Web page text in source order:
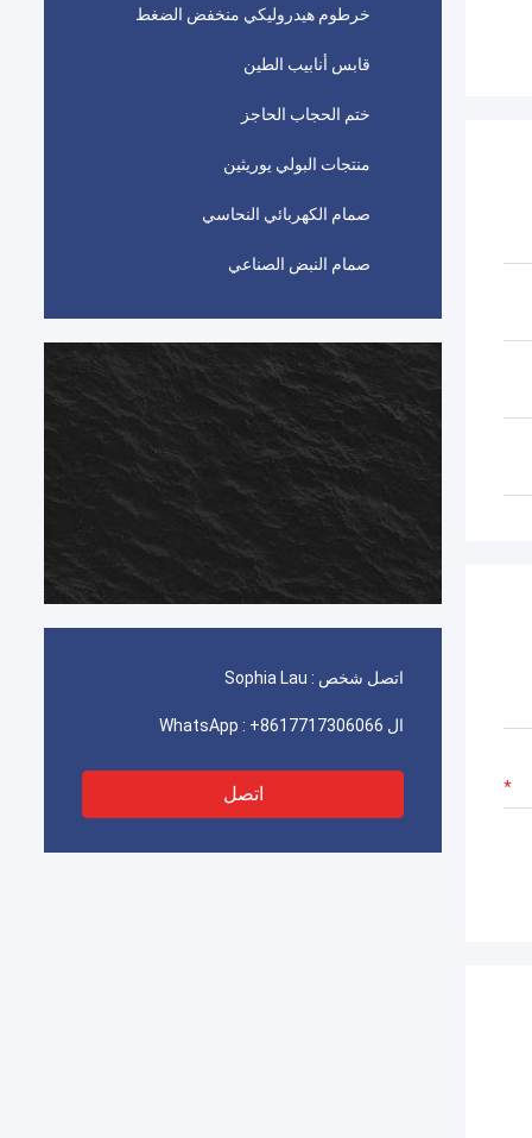
خرطوم هيدروليكي منخفض الضغط
قابس أنابيب الطين
ختم الحجاب الحاجز
منتجات البولي يوريثين
صمام الكهربائي النحاسي
صمام النبض الصناعي
اتصل شخص : Sophia Lau
ال WhatsApp : +8617717306066
اتصل